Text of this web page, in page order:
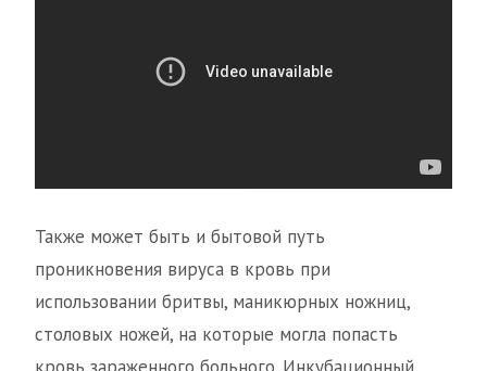
Также может быть и бытовой путь
проникновения вируса в кровь при
использовании бритвы, маникюрных ножниц,
столовых ножей, на которые могла попасть